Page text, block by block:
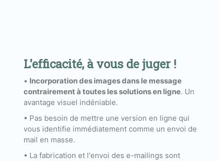
L'efficacité, à vous de juger !
• Incorporation des images dans le message
contrairement à toutes les solutions en ligne. Un
avantage visuel indéniable.
• Pas besoin de mettre une version en ligne qui
vous identifie immédiatement comme un envoi de
mail en masse.
• La fabrication et l'envoi des e-mailings sont